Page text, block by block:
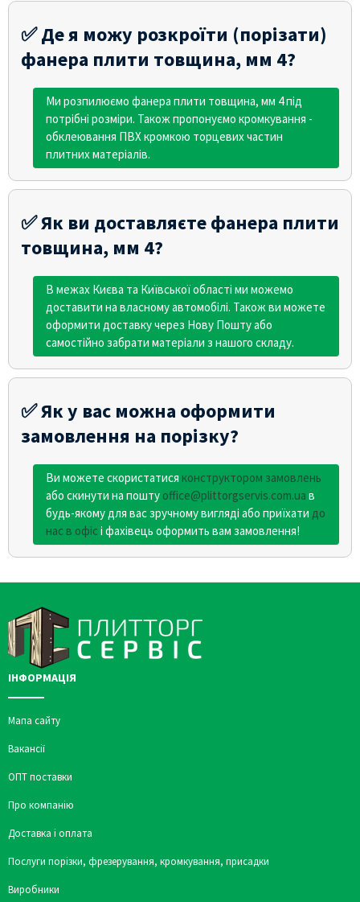
✅ Де я можу розкроїти (порізати)
фанера плити товщина, мм 4?
Ми розпилюємо фанера плити товщина, мм 4 під
потрібні розміри. Також пропонуємо кромкування -
обклеювання ПВХ кромкою торцевих частин
плитних матеріалів.
✅ Як ви доставляєте фанера плити
товщина, мм 4?
В межах Києва та Київської області ми можемо
доставити на власному автомобілі. Також ви можете
оформити доставку через Нову Пошту або
самостійно забрати матеріали з нашого складу.
✅ Як у вас можна оформити
замовлення на порізку?
Ви можете скористатися конструктором замовлень
або скинути на пошту office@plittorgservis.com.ua в
будь-якому для вас зручному вигляді або приїхати до
нас в офіс і фахівець оформить вам замовлення!
ІНФОРМАЦІЯ
Мапа сайту
Вакансії
ОПТ поставки
Про компанію
Доставка і оплата
Послуги порізки, фрезерування, кромкування, присадки
Виробники